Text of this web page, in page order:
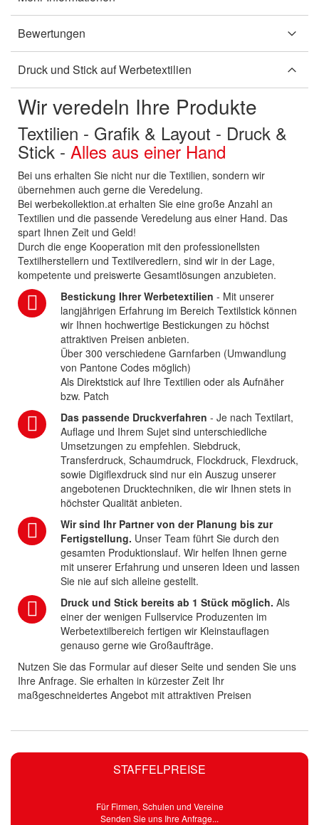
STAFFELPREISE
Für Firmen, Schulen und Vereine
Senden Sie uns Ihre Anfrage...
Bewertungen
Druck und Stick auf Werbetextilien
Wir veredeln Ihre Produkte
Textilien - Grafik & Layout - Druck &
Stick - Alles aus einer Hand
Bei uns erhalten Sie nicht nur die Textilien, sondern wir
übernehmen auch gerne die Veredelung.
Bei werbekollektion.at erhalten Sie eine große Anzahl an
Textilien und die passende Veredelung aus einer Hand. Das
spart Ihnen Zeit und Geld!
Durch die enge Kooperation mit den professionellsten
Textilherstellern und Textilveredlern, sind wir in der Lage,
kompetente und preiswerte Gesamtlösungen anzubieten.
Bestickung Ihrer Werbetextilien - Mit unserer
langjährigen Erfahrung im Bereich Textilstick können
wir Ihnen hochwertige Bestickungen zu höchst
attraktiven Preisen anbieten.
Über 300 verschiedene Garnfarben (Umwandlung
von Pantone Codes möglich)
Als Direktstick auf Ihre Textilien oder als Aufnäher
bzw. Patch
Das passende Druckverfahren - Je nach Textilart,
Auflage und Ihrem Sujet sind unterschiedliche
Umsetzungen zu empfehlen. Siebdruck,
Transferdruck, Schaumdruck, Flockdruck, Flexdruck,
sowie Digiflexdruck sind nur ein Auszug unserer
angebotenen Drucktechniken, die wir Ihnen stets in
höchster Qualität anbieten.
Wir sind Ihr Partner von der Planung bis zur
Fertigstellung. Unser Team führt Sie durch den
gesamten Produktionslauf. Wir helfen Ihnen gerne
mit unserer Erfahrung und unseren Ideen und lassen
Sie nie auf sich alleine gestellt.
Druck und Stick bereits ab 1 Stück möglich. Als
einer der wenigen Fullservice Produzenten im
Werbetextilbereich fertigen wir Kleinstauflagen
genauso gerne wie Großaufträge.
Nutzen Sie das Formular auf dieser Seite und senden Sie uns
Ihre Anfrage. Sie erhalten in kürzester Zeit Ihr
maßgeschneidertes Angebot mit attraktiven Preisen